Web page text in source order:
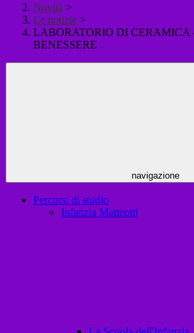
Novità >
Le notizie >
LABORATORIO DI CERAMICA
BENESSERE
navigazione
Percorsi di studio
Infanzia Matteotti